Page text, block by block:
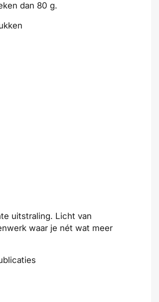
dan 80 g.
uitstraling. Licht van
waar je nét wat meer